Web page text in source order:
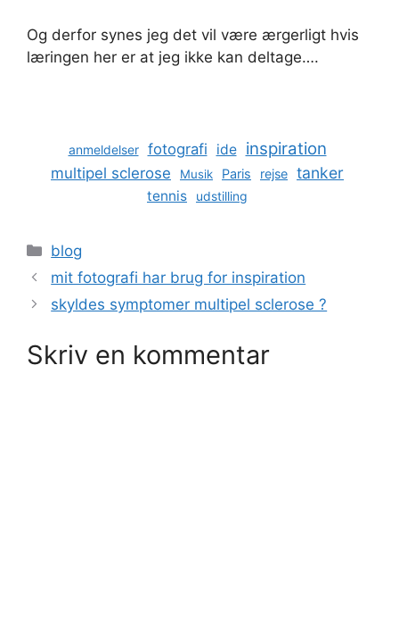
Og derfor synes jeg det vil være ærgerligt hvis
læringen her er at jeg ikke kan deltage….
anmeldelser fotografi ide inspiration
multipel sclerose Musik Paris rejse tanker
tennis udstilling
Kategorier
blog
mit fotografi har brug for inspiration
skyldes symptomer multipel sclerose ?
Skriv en kommentar